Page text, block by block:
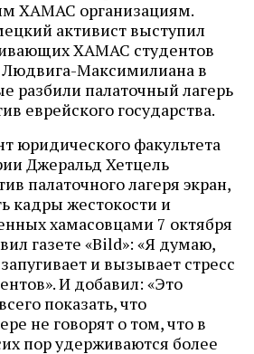
ХАМАС организациям.
активист выступил
ХАМАС студентов
Людвига-Максимилиана в
разбили палаточный лагерь
еврейского государства.
юридического факультета
Джеральд Хетцель
палаточного лагеря экран,
кадры жестокости и
хамасовцами 7 октября
газете «Bild»: «Я думаю,
и вызывает стресс
И добавил: «Это
показать, что
не говорят о том, что в
пор удерживаются более